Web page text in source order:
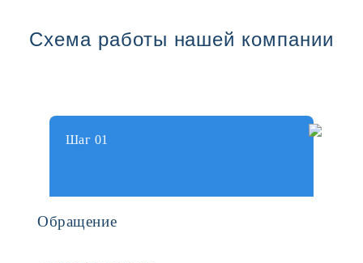
Схема работы нашей компании
Шаг 01
Обращение